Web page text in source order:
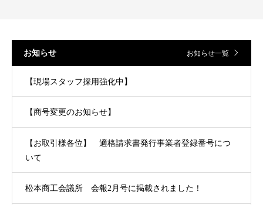
お知らせ お知らせ一覧
【現場スタッフ採用強化中】
【商号変更のお知らせ】
【お取引様各位】 適格請求書発行事業者登録番号につ
いて
松本商工会議所 会報2月号に掲載されました！